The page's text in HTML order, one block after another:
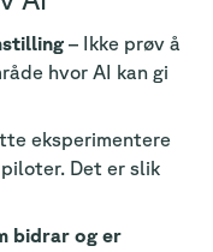
– Ikke prøv å
hvor AI kan gi
eksperimentere
Det er slik
bidrar og er